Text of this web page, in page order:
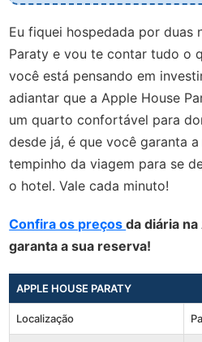
Eu fiquei hospedada por duas
Paraty e vou te contar tudo o
você está pensando em
adiantar que a Apple House
um quarto confortável para
desde já, é que você garanta
tempinho da viagem para se
o hotel. Vale cada minuto!
Confira os preçosda diária
garanta a sua reserva!
APPLE HOUSE PARATY
Localização